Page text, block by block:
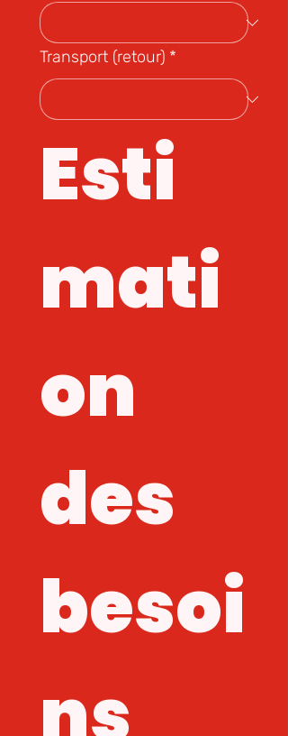
Transport (retour) *
Esti
mati
on
des
besoi
ns